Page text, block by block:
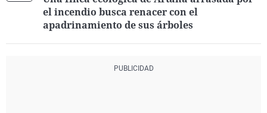
el incendio busca renacer con el
apadrinamiento de sus árboles